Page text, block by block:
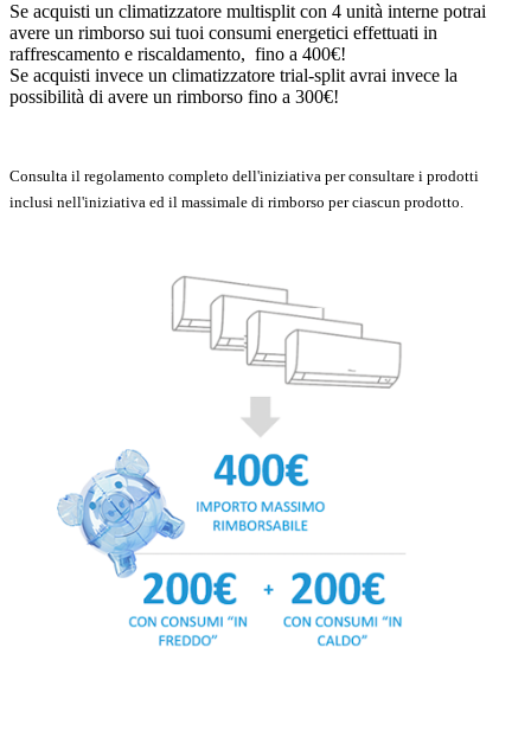
Se acquisti un climatizzatore multisplit con 4 unità interne potrai
avere un rimborso sui tuoi consumi energetici effettuati in
raffrescamento e riscaldamento, fino a 400€!
Se acquisti invece un climatizzatore trial-split avrai invece la
possibilità di avere un rimborso fino a 300€!
Consulta il regolamento completo dell'iniziativa per consultare i prodotti
inclusi nell'iniziativa ed il massimale di rimborso per ciascun prodotto.